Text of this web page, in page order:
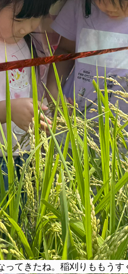
てきたね。稲刈りももうす